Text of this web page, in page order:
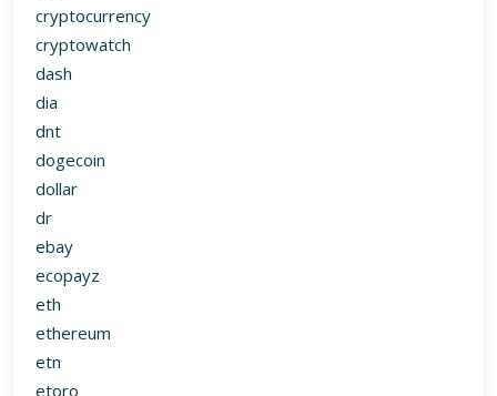
cryptocurrency
cryptowatch
dash
dia
dnt
dogecoin
dollar
dr
ebay
ecopayz
eth
ethereum
etn
etoro